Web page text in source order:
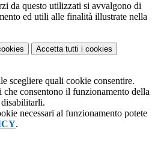
da questo utilizzati si avvalgono di
ed utili alle finalità illustrate nella
Accetta tutti i cookies
scegliere quali cookie consentire.
consentono il funzionamento della
necessari al funzionamento potete
.